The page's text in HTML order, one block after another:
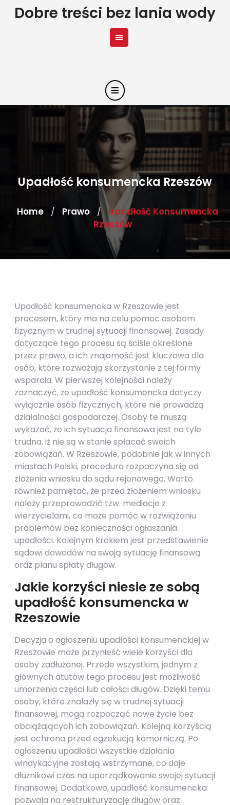
SkipDobre treści bez lania wody
Upadłość konsumencka Rzeszów
Home / Prawo / Upadłość Konsumencka
Rzeszów
Upadłość konsumencka w Rzeszowie jest
procesem, który ma na celu pomoc osobom
fizycznym w trudnej sytuacji finansowej. Zasady
dotyczące tego procesu są ściśle określone
przez prawo, a ich znajomość jest kluczowa dla
osób, które rozważają skorzystanie z tej formy
wsparcia. W pierwszej kolejności należy
zaznaczyć, że upadłość konsumencka dotyczy
wyłącznie osób fizycznych, które nie prowadzą
działalności gospodarczej. Osoby te muszą
wykazać, że ich sytuacja finansowa jest na tyle
trudna, iż nie są w stanie spłacać swoich
zobowiązań. W Rzeszowie, podobnie jak w innych
miastach Polski, procedura rozpoczyna się od
złożenia wniosku do sądu rejonowego. Warto
również pamiętać, że przed złożeniem wniosku
należy przeprowadzić tzw. mediacje z
wierzycielami, co może pomóc w rozwiązaniu
problemów bez konieczności ogłaszania
upadłości. Kolejnym krokiem jest przedstawienie
sądowi dowodów na swoją sytuację finansową
oraz planu spłaty długów.
Jakie korzyści niesie ze sobą
upadłość konsumencka w
Rzeszowie
Decyzja o ogłoszeniu upadłości konsumenckiej w
Rzeszowie może przynieść wiele korzyści dla
osoby zadłużonej. Przede wszystkim, jednym z
głównych atutów tego procesu jest możliwość
umorzenia części lub całości długów. Dzięki temu
osoby, które znalazły się w trudnej sytuacji
finansowej, mogą rozpocząć nowe życie bez
obciążających ich zobowiązań. Kolejną korzyścią
jest ochrona przed egzekucją komorniczą. Po
ogłoszeniu upadłości wszystkie działania
windykacyjne zostają wstrzymane, co daje
dłużnikowi czas na uporządkowanie swojej sytuacji
finansowej. Dodatkowo, upadłość konsumencka
pozwala na restrukturyzację długów oraz